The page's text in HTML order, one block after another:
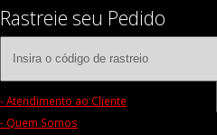
Rastreie seu Pedido
- Atendimento ao Cliente
- Quem Somos